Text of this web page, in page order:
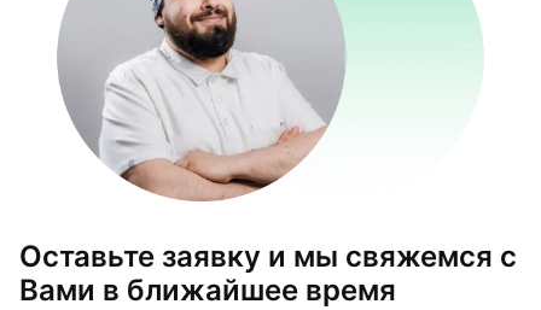
Оставьте заявку и мы свяжемся с
Вами в ближайшее время